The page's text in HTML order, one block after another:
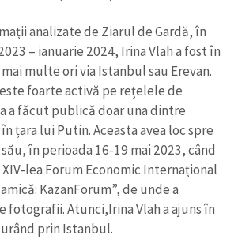
analizate de Ziarul de Gardă, în
– ianuarie 2024, Irina Vlah a fost în
multe ori via Istanbul sau Erevan.
foarte activă pe rețelele de
a făcut publică doar una dintre
țara lui Putin. Aceasta avea loc spre
în perioada 16-19 mai 2023, când
lea Forum Economic Internațional
KazanForum”, de unde a
Atunci,Irina Vlah a ajuns în
prin Istanbul.